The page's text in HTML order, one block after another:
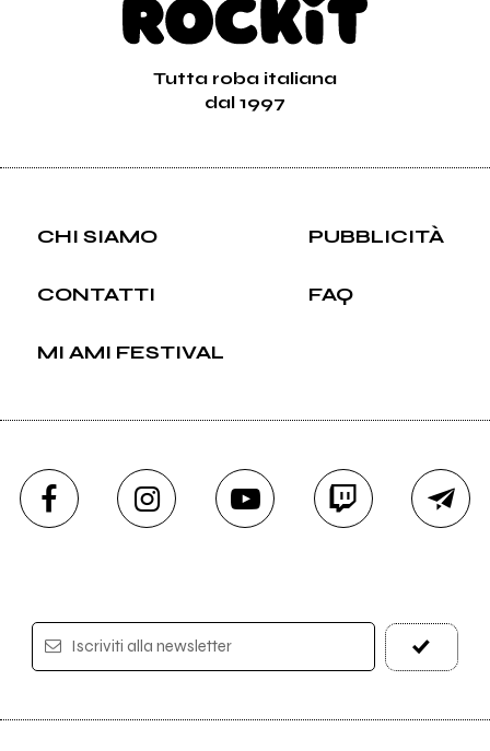
Tutta roba italiana
dal 1997
CHI SIAMO PUBBLICITÀ
CONTATTI FAQ
MI AMI FESTIVAL
Iscriviti alla newsletter